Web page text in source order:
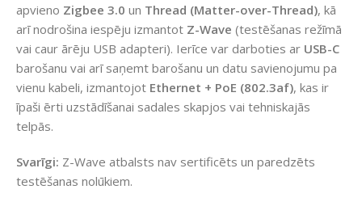
apvieno Zigbee 3.0 un Thread (Matter-over-Thread), kā
arī nodrošina iespēju izmantot Z-Wave (testēšanas režīmā
vai caur ārēju USB adapteri). Ierīce var darboties ar USB-C
barošanu vai arī saņemt barošanu un datu savienojumu pa
vienu kabeli, izmantojot Ethernet + PoE (802.3af), kas ir
īpaši ērti uzstādīšanai sadales skapjos vai tehniskajās
telpās.
Svarīgi: Z-Wave atbalsts nav sertificēts un paredzēts
testēšanas nolūkiem.